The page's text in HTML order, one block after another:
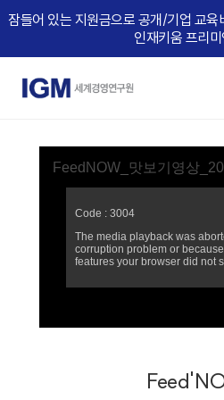
잠들어 있는 지원금으로 공개/기업 교
인재키움 프리